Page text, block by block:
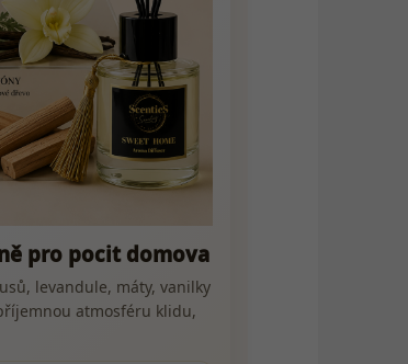
pro pocit domova
levandule, máty, vanilky
atmosféru klidu,